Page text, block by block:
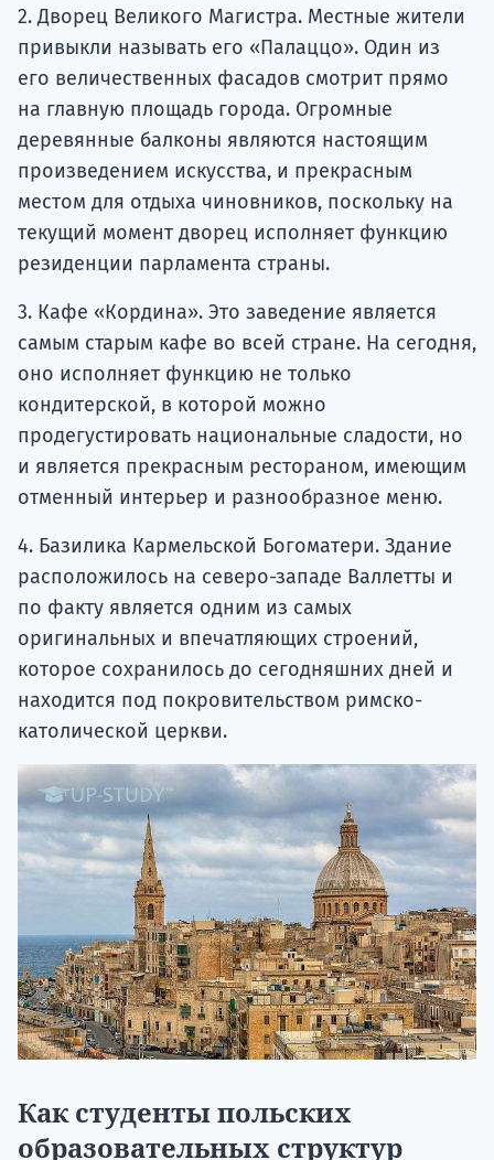
2. Дворец Великого Магистра. Местные жители
привыкли называть его «Палаццо». Один из
его величественных фасадов смотрит прямо
на главную площадь города. Огромные
деревянные балконы являются настоящим
произведением искусства, и прекрасным
местом для отдыха чиновников, поскольку на
текущий момент дворец исполняет функцию
резиденции парламента страны.
3. Кафе «Кордина». Это заведение является
самым старым кафе во всей стране. На сегодня,
оно исполняет функцию не только
кондитерской, в которой можно
продегустировать национальные сладости, но
и является прекрасным рестораном, имеющим
отменный интерьер и разнообразное меню.
4. Базилика Кармельской Богоматери. Здание
расположилось на северо-западе Валлетты и
по факту является одним из самых
оригинальных и впечатляющих строений,
которое сохранилось до сегодняшних дней и
находится под покровительством римско-
католической церкви.
Как студенты польских
образовательных структур